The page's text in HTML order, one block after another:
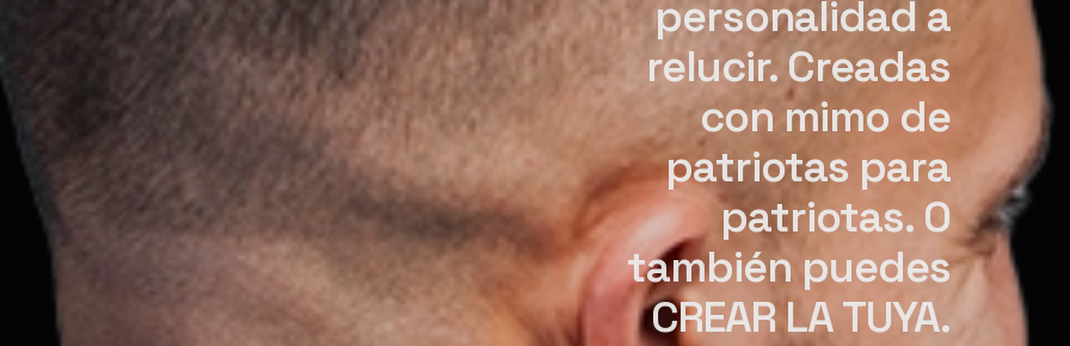
personalidad a
relucir. Creadas
con mimo de
patriotas para
patriotas. O
también puedes
CREAR LA TUYA.